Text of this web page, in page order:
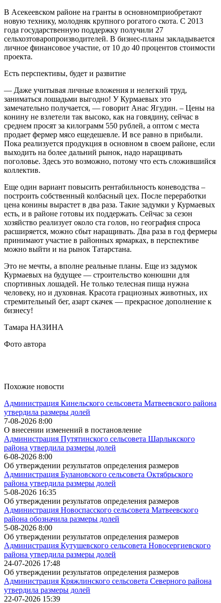
В Асекеевском районе на гранты в основномприобретают
новую технику, молодняк крупного рогатого скота. С 2013
года государственную поддержку получили 27
сельхозтоваропроизводителей. В бизнес-планы закладывается
личное финансовое участие, от 10 до 40 процентов стоимости
проекта.
Есть перспективы, будет и развитие
— Даже учитывая личные вложения и нелегкий труд,
заниматься лошадьми выгодно! У Курмаевых это
замечательно получается, — говорит Анас Ягудин. – Цены на
конину не взлетели так высоко, как на говядину, сейчас в
среднем просят за килограмм 550 рублей, а оптом с места
продает фермер мясо ещедешевле. И все равно в прибыли.
Пока реализуется продукция в основном в своем районе, если
выходить на более дальний рынок, надо наращивать
поголовье. Здесь это возможно, потому что есть сложившийся
коллектив.
Еще один вариант повысить рентабильность коневодства –
построить собственный колбасный цех. После переработки
цена конины вырастет в два раза. Такие задумки у Курмаевых
есть, и в районе готовы их поддержать. Сейчас за сезон
хозяйство реализует около ста голов, но география спроса
расширяется, можно сбыт наращивать. Два раза в год фермеры
принимают участие в районных ярмарках, в перспективе
можно выйти и на рынок Татарстана.
Это не мечты, а вполне реальные планы. Еще из задумок
Курмаевых на будущее — строительство конюшни для
спортивных лошадей. Не только телесная пища нужна
человеку, но и духовная. Красота грациозных животных, их
стремительный бег, азарт скачек — прекрасное дополнение к
бизнесу!
Тамара НАЗИНА
Фото автора
Похожие новости
Администрация Кинельского сельсовета Матвеевского района
утвердила размеры долей
7-08-2026 8:00
О внесении изменений в постановление
Администрация Путятинского сельсовета Шарлыкского
района утвердила размеры долей
6-08-2026 8:00
Об утверждении результатов определения размеров
Администрация Булановского сельсовета Октябрьского
района утвердила размеры долей
5-08-2026 16:35
Об утверждении результатов определения размеров
Администрация Новоспасского сельсовета Матвеевского
района обозначила размеры долей
5-08-2026 8:00
Об утверждении результатов определения размеров
Администрация Кутушевского сельсовета Новосергиевского
района утвердила размеры долей
24-07-2026 17:48
Об утверждении результатов определения размеров
Администрация Кряжлинского сельсовета Северного района
утвердила размеры долей
22-07-2026 15:39